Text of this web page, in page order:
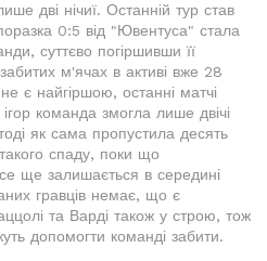
дві нічиї. Останній тур став
0:5 від "Ювентуса" стала
суттєво погіршивши її
м'ячах в активі вже 28
є найгіршою, останні матчі
команда змогла лише двічі
як сама пропустила десять
спаду, поки що
ще залишається в середині
гравців немає, що є
та Варді також у строю, тож
допомогти команді забити.